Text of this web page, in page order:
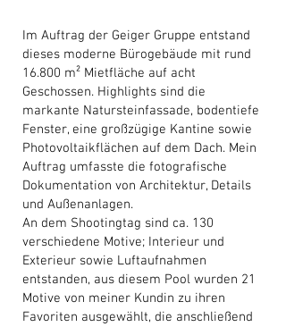
Im Auftrag der Geiger Gruppe entstand
dieses moderne Bürogebäude mit rund
16.800 m² Mietfläche auf acht
Geschossen. Highlights sind die
markante Natursteinfassade, bodentiefe
Fenster, eine großzügige Kantine sowie
Photovoltaikflächen auf dem Dach. Mein
Auftrag umfasste die fotografische
Dokumentation von Architektur, Details
und Außenanlagen.
An dem Shootingtag sind ca. 130
verschiedene Motive; Interieur und
Exterieur sowie Luftaufnahmen
entstanden, aus diesem Pool wurden 21
Motive von meiner Kundin zu ihren
Favoriten ausgewählt, die anschließend